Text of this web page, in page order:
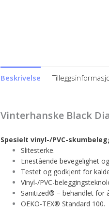
Beskrivelse
Vinterhanske Black
Spesielt vinyl-/PVC-
Slitesterke.
Enestående bevegelighet
Testet og godkjent for
Vinyl-/PVC-
Sanitized® – behandlet for
OEKO-TEX® Standard 100.